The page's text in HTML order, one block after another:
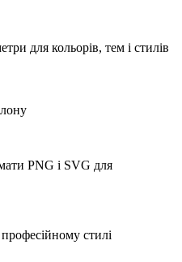
для кольорів, тем і стилів
PNG і SVG для
професійному стилі